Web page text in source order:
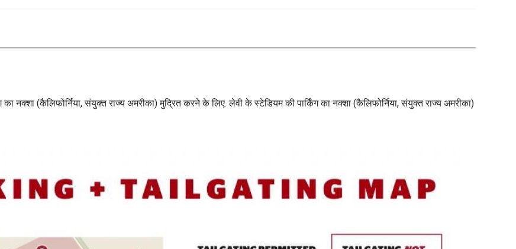
नक्शा (कैलिफोर्निया, संयुक्त राज्य अमरीका) मुद्रित करने के लिए. लेवी के स्टेडियम की पार्किंग का नक्शा (कैलिफोर्निया, संयुक्त राज्य अमरीका)